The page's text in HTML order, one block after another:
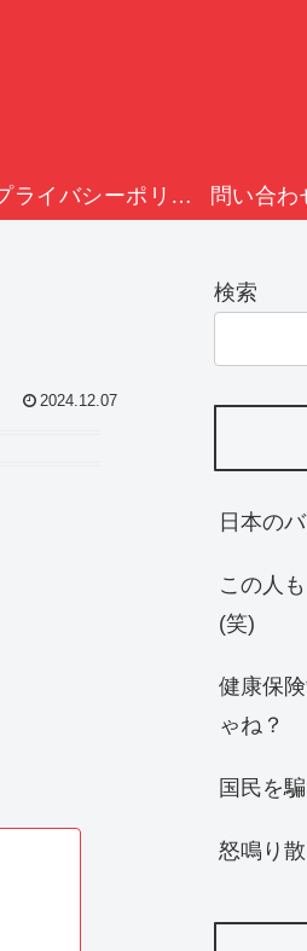
プライバシーポリシー 問い合わ
2024.12.07
検索
日本の
この人
(笑)
健康保
ゃね？
国民を
怒鳴り